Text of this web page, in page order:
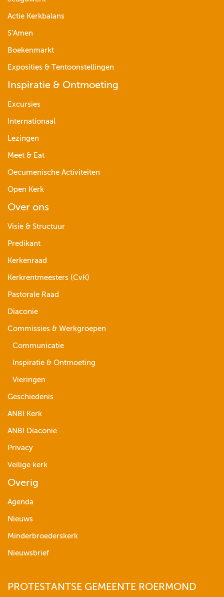
Actie Kerkbalans
S’Amen
Boekenmarkt
Exposities & Tentoonstellingen
Inspiratie & Ontmoeting
Excursies
Internationaal
Lezingen
Meet & Eat
Oecumenische Activiteiten
Open Kerk
Over ons
Visie & Structuur
Predikant
Kerkenraad
Kerkrentmeesters (CvK)
Pastorale Raad
Diaconie
Commissies & Werkgroepen
Communicatie
Inspiratie & Ontmoeting
Vieringen
Geschiedenis
ANBI Kerk
ANBI Diaconie
Privacy
Veilige kerk
Overig
Agenda
Nieuws
Minderbroederskerk
Nieuwsbrief
PROTESTANTSE GEMEENTE ROERMOND